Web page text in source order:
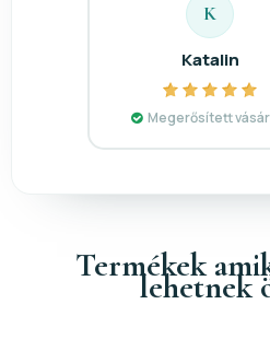
K
Katalin
Megerősített
Termékek
lehetnek